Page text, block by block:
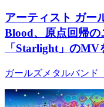
アーティスト ガー
Blood、原点回帰
「Starlight」のMV
ガールズメタルバンド